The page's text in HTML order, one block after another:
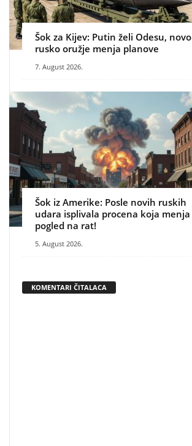
Šok za Kijev: Putin želi Odesu, novo
rusko oružje menja planove
7. August 2026.
Šok iz Amerike: Posle novih ruskih
udara isplivala procena koja menja
pogled na rat!
5. August 2026.
KOMENTARI ČITALACA